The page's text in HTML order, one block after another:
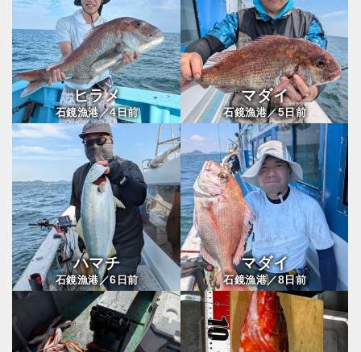
ヒラメ
石鏡漁港／4日前
マダイ
石鏡漁港／5日前
ハマチ
石鏡漁港／6 日前
マダイ
石鏡漁港／8 日前